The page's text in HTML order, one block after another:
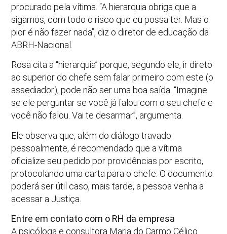
procurado pela vítima. “A hierarquia obriga que a
sigamos, com todo o risco que eu possa ter. Mas o
pior é não fazer nada”, diz o diretor de educação da
ABRH-Nacional.
Rosa cita a “hierarquia” porque, segundo ele, ir direto
ao superior do chefe sem falar primeiro com este (o
assediador), pode não ser uma boa saída. “Imagine
se ele perguntar se você já falou com o seu chefe e
você não falou. Vai te desarmar”, argumenta.
Ele observa que, além do diálogo travado
pessoalmente, é recomendado que a vítima
oficialize seu pedido por providências por escrito,
protocolando uma carta para o chefe. O documento
poderá ser útil caso, mais tarde, a pessoa venha a
acessar a Justiça.
Entre em contato com o RH da empresa
A psicóloga e consultora Maria do Carmo Célico